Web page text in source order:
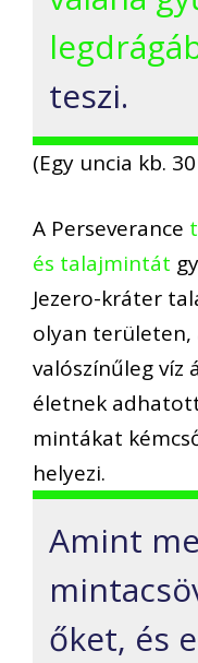
teszi.
(Egy uncia kb.
A Perseverance
és talajmintát
Jezero-kráter
olyan területen,
valószínűleg víz
életnek
mintákat
helyezi.
Amint
őket, és